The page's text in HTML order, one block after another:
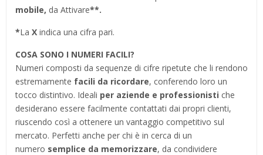
mobile, da Attivare**.
*La X indica una cifra pari.
COSA SONO I NUMERI FACILI?
Numeri composti da sequenze di cifre ripetute che li rendono
estremamente facili da ricordare, conferendo loro un
tocco distintivo. Ideali per aziende e professionisti che
desiderano essere facilmente contattati dai propri clienti,
riuscendo così a ottenere un vantaggio competitivo sul
mercato. Perfetti anche per chi è in cerca di un
numero semplice da memorizzare, da condividere